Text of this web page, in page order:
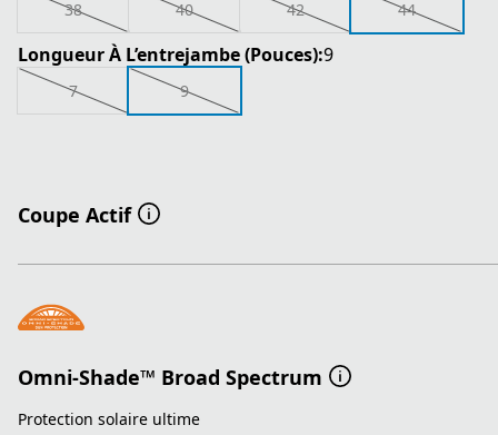
38 40 42 44
Longueur À L’entrejambe (Pouces):9
7 9
Coupe Actif
Omni-Shade™ Broad Spectrum
Protection solaire ultime